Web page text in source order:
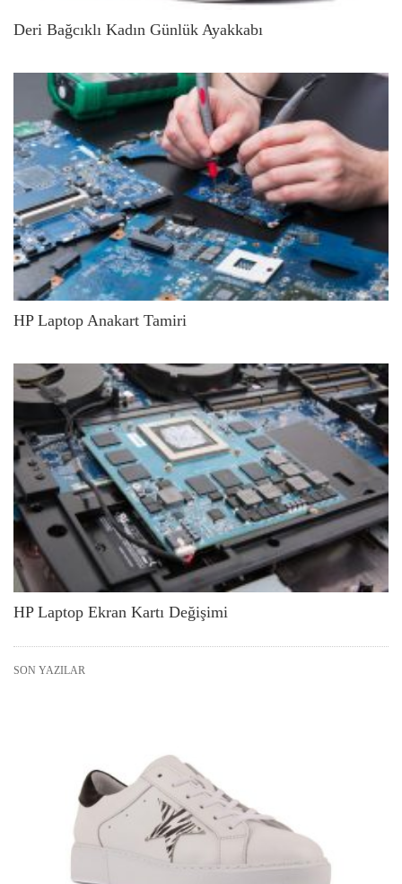
Deri Bağcıklı Kadın Günlük Ayakkabı
HP Laptop Anakart Tamiri
HP Laptop Ekran Kartı Değişimi
SON YAZILAR